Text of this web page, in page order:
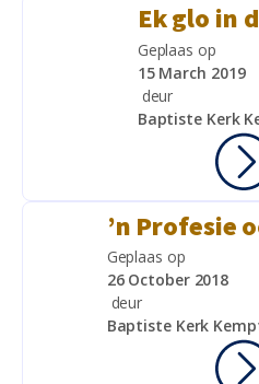
Ek glo in
Geplaas op
15 March 2019
deur
Baptiste Kerk
’n Profesie
Geplaas op
26 October 2018
deur
Baptiste Kerk